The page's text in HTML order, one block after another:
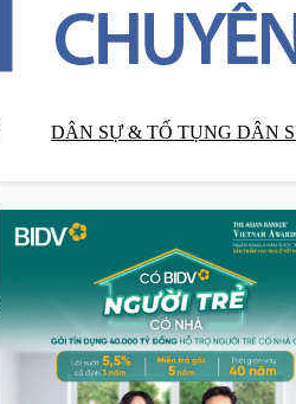
DÂN SỰ & TỐ TỤNG DÂN